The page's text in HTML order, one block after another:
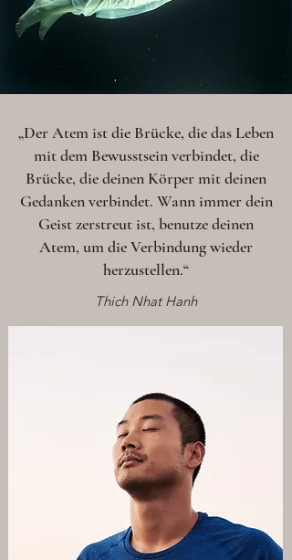
„Der Atem ist die Brücke, die das Leben
mit dem Bewusstsein verbindet, die
Brücke, die deinen Körper mit deinen
Gedanken verbindet. Wann immer dein
Geist zerstreut ist, benutze deinen
Atem, um die Verbindung wieder
herzustellen.“
Thich Nhat Hanh